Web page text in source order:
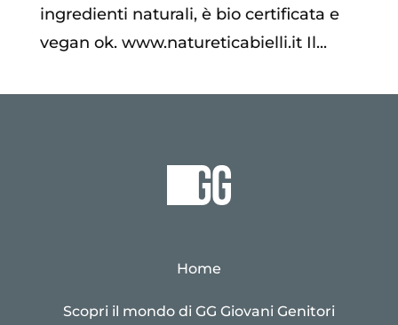
ingredienti naturali, è bio certificata e
vegan ok. www.natureticabielli.it Il...
Home
Scopri il mondo di GG Giovani Genitori